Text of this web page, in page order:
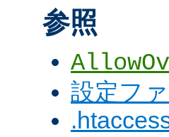
参照
設定フ